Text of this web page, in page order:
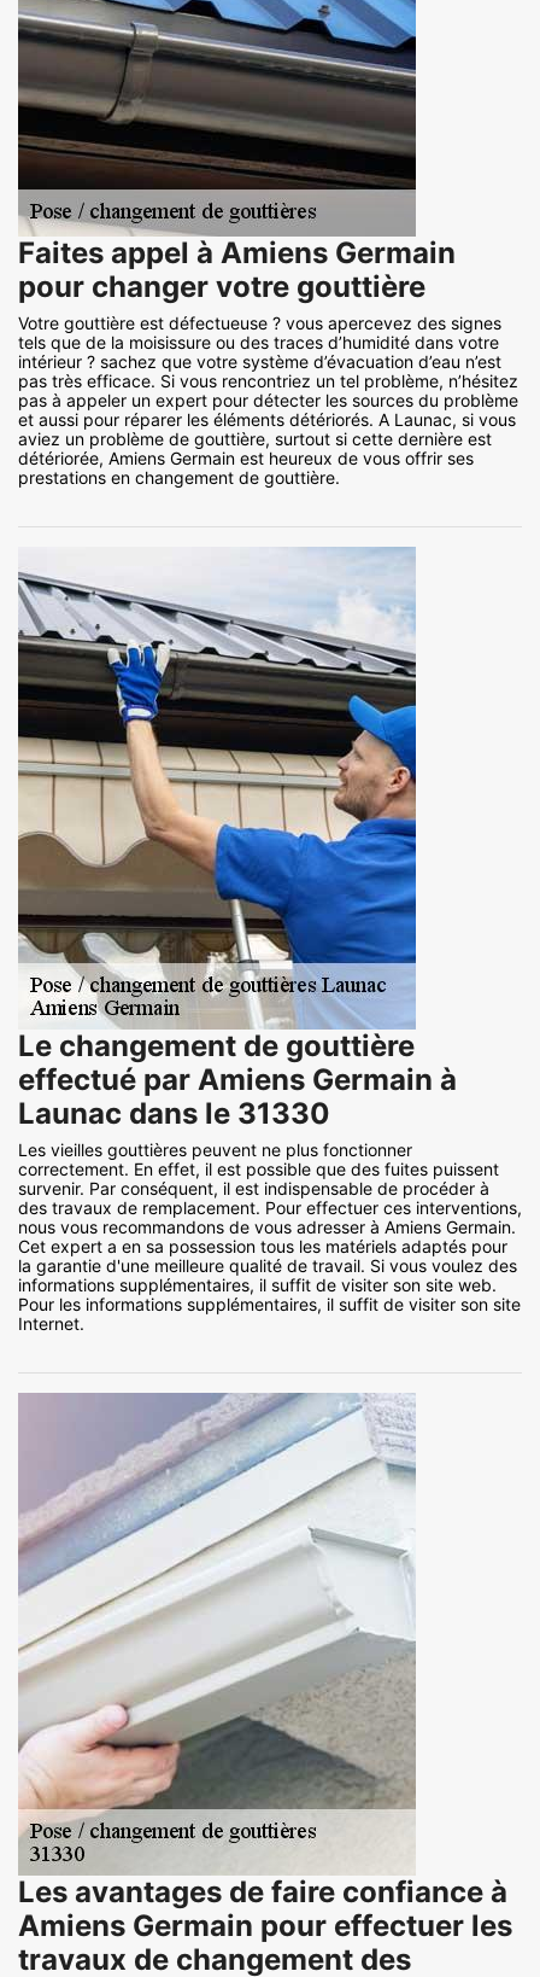
Faites appel à Amiens Germain
pour changer votre gouttière
Votre gouttière est défectueuse ? vous apercevez des signes
tels que de la moisissure ou des traces d’humidité dans votre
intérieur ? sachez que votre système d’évacuation d’eau n’est
pas très efficace. Si vous rencontriez un tel problème, n’hésitez
pas à appeler un expert pour détecter les sources du problème
et aussi pour réparer les éléments détériorés. A Launac, si vous
aviez un problème de gouttière, surtout si cette dernière est
détériorée, Amiens Germain est heureux de vous offrir ses
prestations en changement de gouttière.
Le changement de gouttière
effectué par Amiens Germain à
Launac dans le 31330
Les vieilles gouttières peuvent ne plus fonctionner
correctement. En effet, il est possible que des fuites puissent
survenir. Par conséquent, il est indispensable de procéder à
des travaux de remplacement. Pour effectuer ces interventions,
nous vous recommandons de vous adresser à Amiens Germain.
Cet expert a en sa possession tous les matériels adaptés pour
la garantie d'une meilleure qualité de travail. Si vous voulez des
informations supplémentaires, il suffit de visiter son site web.
Pour les informations supplémentaires, il suffit de visiter son site
Internet.
Les avantages de faire confiance à
Amiens Germain pour effectuer les
travaux de changement des